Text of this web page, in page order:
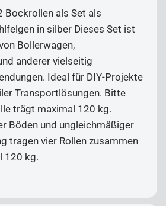
Bockrollen als Set als
in silber Dieses Set ist
Bollerwagen,
anderer vielseitig
Ideal für DIY-Projekte
Transportlösungen. Bitte
trägt maximal 120 kg.
Böden und ungleichmäßiger
tragen vier Rollen zusammen
120 kg.